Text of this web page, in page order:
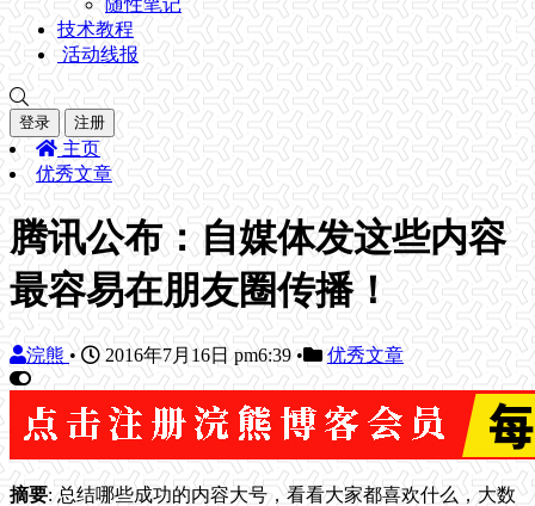
技术教程
活动线报
登录 注册
主页
优秀文章
腾讯公布：自媒体发这些内容
最容易在朋友圈传播！
浣熊 • 2016年7月16日 pm6:39• 优秀文章
摘要: 总结哪些成功的内容大号，看看大家都喜欢什么，大数